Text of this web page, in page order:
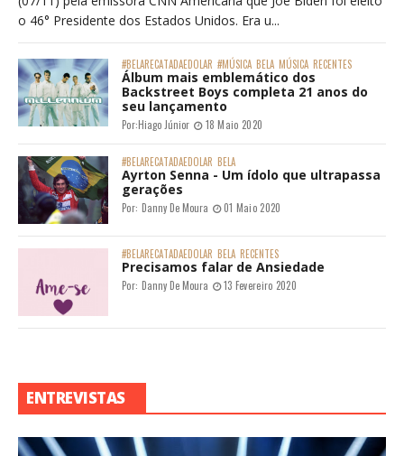
o 46° Presidente dos Estados Unidos. Era u...
#BELARECATADAEDOLAR #MÚSICA BELA MÚSICA RECENTES
Álbum mais emblemático dos
Backstreet Boys completa 21 anos do
seu lançamento
Por:Hiago Júnior 18 Maio 2020
#BELARECATADAEDOLAR BELA
Ayrton Senna - Um ídolo que ultrapassa
gerações
Por: Danny De Moura 01 Maio 2020
#BELARECATADAEDOLAR BELA RECENTES
Precisamos falar de Ansiedade
Por: Danny De Moura 13 Fevereiro 2020
ENTREVISTAS